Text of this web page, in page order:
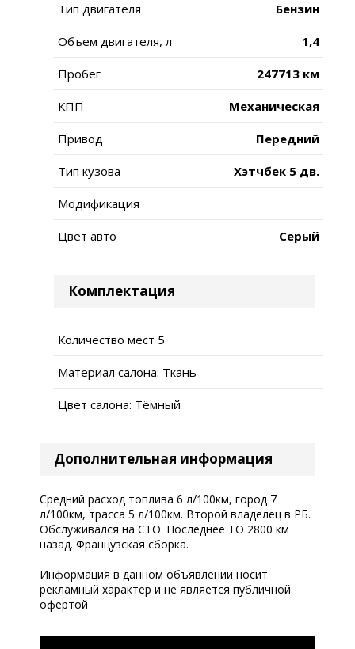
Тип двигателя Бензин
Объем двигателя, л 1,4
Пробег 247713 км
КПП Механическая
Привод Передний
Тип кузова Хэтчбек 5 дв.
Модификация
Цвет авто Серый
Комплектация
Количество мест 5
Материал салона: Ткань
Цвет салона: Тёмный
Дополнительная информация
Средний расход топлива 6 л/100км, город 7
л/100км, трасса 5 л/100км. Второй владелец в РБ.
Обслуживался на СТО. Последнее ТО 2800 км
назад. Французская сборка.
Информация в данном объявлении носит
рекламный характер и не является публичной
офертой